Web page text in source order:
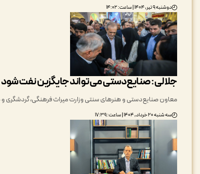
دوشنبه ۹ تیر, ۱۴۰۴ | ساعت: ۱۴:۰۲
جلالی: صنایع‌دستی می‌تواند جایگزین نفت شود
معاون صنایع‌دستی و هنرهای سنتی وزارت میراث فرهنگی، گردشگری
سه شنبه ۲۰ خرداد, ۱۴۰۴ | ساعت: ۱۷:۳۹